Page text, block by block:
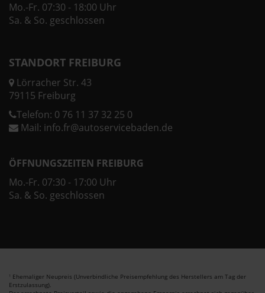
Mo.-Fr. 07:30 - 18:00 Uhr
Sa. & So. geschlossen
STANDORT FREIBURG
Lörracher Str. 43
79115 Freiburg
Telefon: 0 76 11 37 32 25 0
Mail: info.fr@autoservicebaden.de
ÖFFNUNGSZEITEN FREIBURG
Mo.-Fr. 07:30 - 17:00 Uhr
Sa. & So. geschlossen
1 Ehemaliger Neupreis (Unverbindliche Preisempfehlung des Herstellers am Tag der
Erstzulassung).